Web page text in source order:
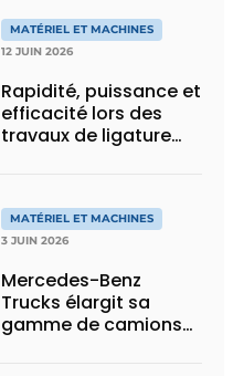
transport spécial
MATÉRIEL ET MACHINES
12 JUIN 2026
Rapidité, puissance et
efficacité lors des
travaux de ligature
MATÉRIEL ET MACHINES
3 JUIN 2026
Mercedes-Benz
Trucks élargit sa
gamme de camions